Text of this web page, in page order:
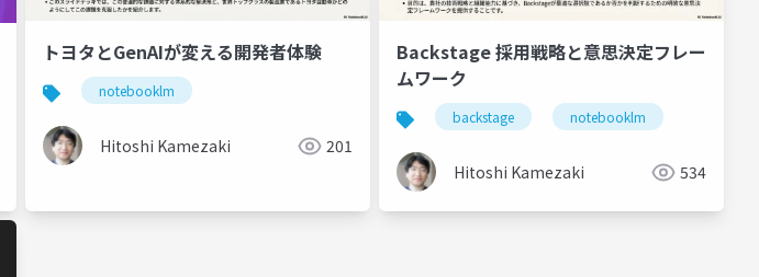
team topologies
トヨタとGenAIが変える開発者体験
notebooklm
Hitoshi Kamezaki 201
Backstage 採用戦略と意思決定フレー
ムワーク
backstage notebooklm
Hitoshi Kamezaki 534